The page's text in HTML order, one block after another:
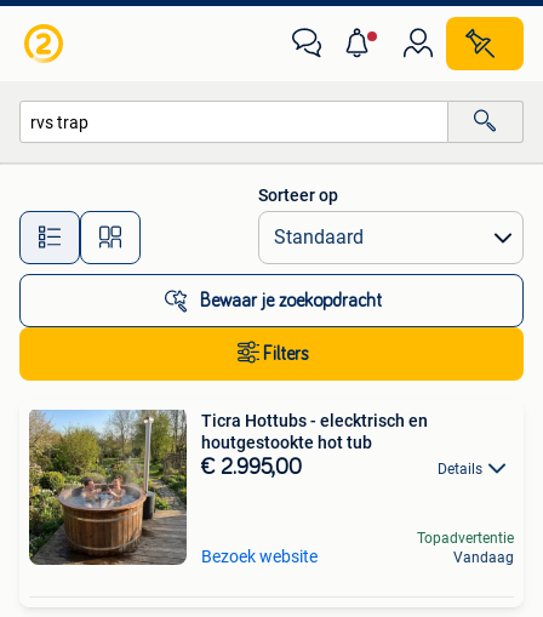
Alle afstanden…
Sorteer op
Bewaar je zoekopdracht
Filters
Ticra Hottubs - elecktrisch en
houtgestookte hot tub
€ 2.995,00 Details
Bezoek website
Topadvertentie
Vandaag